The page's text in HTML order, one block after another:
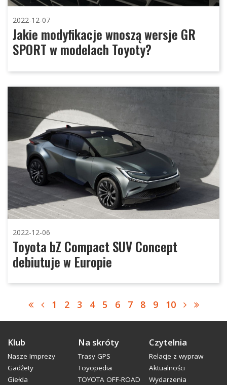
2022-12-07
Jakie modyfikacje wnoszą wersje GR
SPORT w modelach Toyoty?
2022-12-06
Toyota bZ Compact SUV Concept
debiutuje w Europie
1 2 3 4 5 6 7 8 9 10
Klub
Nasze Imprezy
Gadżety
Giełda
Na skróty
Trasy GPS
Toyopedia
TOYOTA OFF-ROAD
Czytelnia
Relacje z wypraw
Aktualności
Wydarzenia